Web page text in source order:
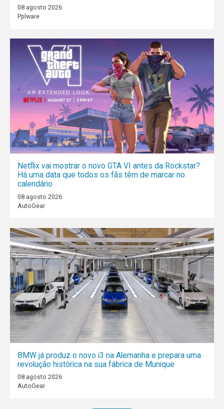
08 agosto 2026
Pplware
Netflix vai mostrar o novo GTA VI antes da Rockstar?
Há uma data que todos os fãs têm de marcar no
calendário
08 agosto 2026
AutoGear
BMW já produz o novo i3 na Alemanha e prepara uma
revolução histórica na sua fábrica de Munique
08 agosto 2026
AutoGear